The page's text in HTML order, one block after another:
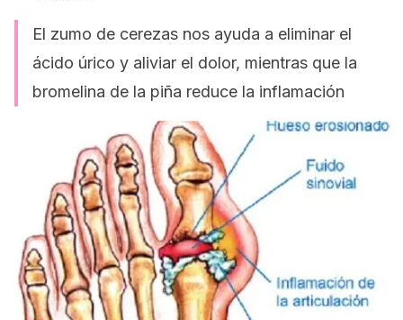
El zumo de cerezas nos ayuda a eliminar el
ácido úrico y aliviar el dolor, mientras que la
bromelina de la piña reduce la inflamación